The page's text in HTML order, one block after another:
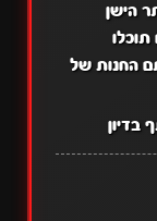
הישן
החנות של